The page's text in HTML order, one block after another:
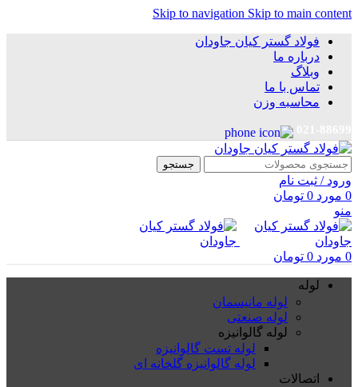
Skip to navigation Skip to main content
فولاد گستر کیان جاودان
درباره ما
وبلاگ
تماس با ما
محاسبه وزن
جستجو
ورود / ثبت نام
0 مورد 0 تومان
منو
0 مورد 0 تومان
لوله
لوله مانیسمان
لوله صنعتی
لوله گالوانیزه
لوله تست گالوانیزه
لوله گالوانیزه گلخانه ای
اتصالات